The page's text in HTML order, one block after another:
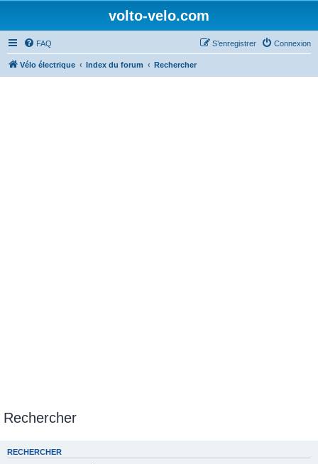
volto-velo.com
FAQ Connexion
S’enregistrer
Vélo électrique Index du forum Rechercher
Rechercher
RECHERCHER